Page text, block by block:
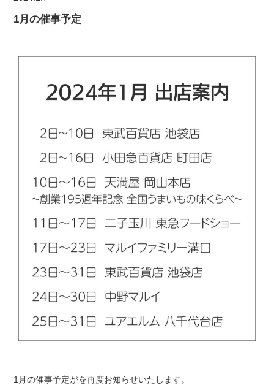
1月の催事予定
1月の催事予定がを再度お知らせいたします。